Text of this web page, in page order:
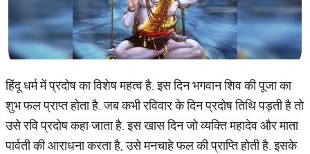
हिंदू धर्म में प्रदोष का विशेष महत्व है. इस दिन भगवान शिव की पूजा का
शुभ फल प्राप्त होता है. जब कभी रविवार के दिन प्रदोष तिथि पड़ती है तो
उसे रवि प्रदोष कहा जाता है. इस खास दिन जो व्यक्ति महादेव और माता
पार्वती की आराधना करता है, उसे मनचाहे फल की प्राप्ति होती है. इसके